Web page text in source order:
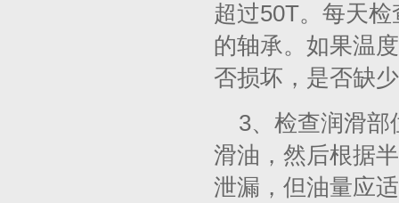
超过50T。每天
的轴承。如果温
否损坏，是否缺
3、检查润滑部
滑油，然后根据
泄漏，但油量应